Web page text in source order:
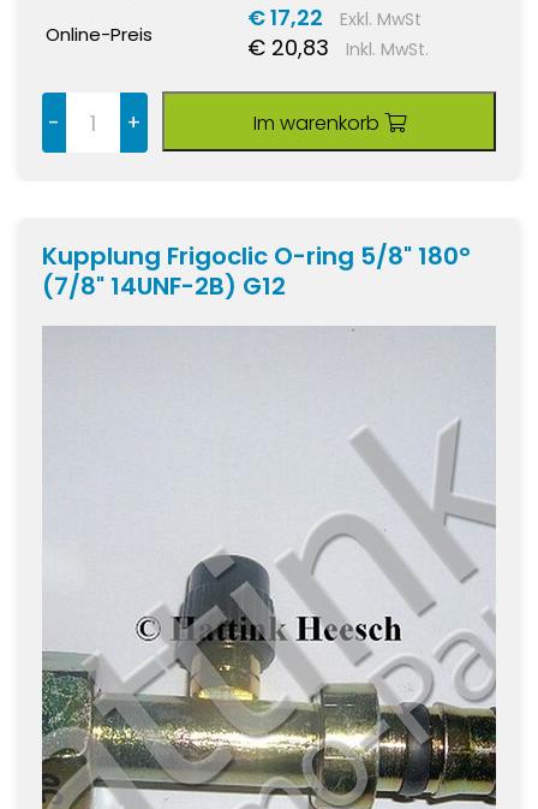
Online-Preis
€ 17,22 Exkl. MwSt
€ 20,83 Inkl. MwSt.
- + Im warenkorb
Kupplung Frigoclic O-ring 5/8" 180°
(7/8" 14UNF-2B) G12